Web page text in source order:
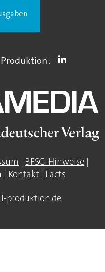
BFSG-Hinweise
Kontakt Facts
produktion.de